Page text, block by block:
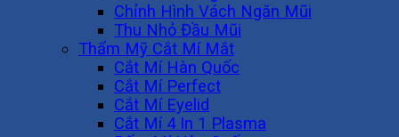
Chỉnh Hình Vách Ngăn Mũi
Thu Nhỏ Đầu Mũi
Thẩm Mỹ Cắt Mí Mắt
Cắt Mí Hàn Quốc
Cắt Mí Perfect
Cắt Mí Eyelid
Cắt Mí 4 In 1 Plasma